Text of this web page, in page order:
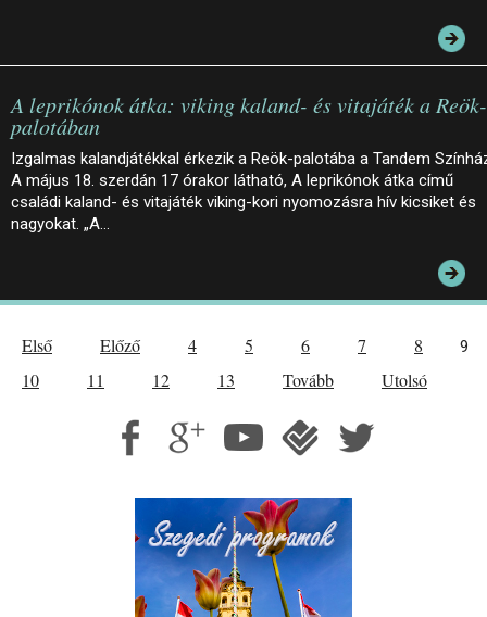
A leprikónok átka: viking kaland- és vitajáték a Reök-
palotában
Izgalmas kalandjátékkal érkezik a Reök-palotába a Tandem
A május 18. szerdán 17 órakor látható, A leprikónok átka című
családi kaland- és vitajáték viking-kori nyomozásra hív kicsiket és
nagyokat. „A…
Első Előző 4 5 6 7 8 9
10 11 12 13 Tovább Utolsó